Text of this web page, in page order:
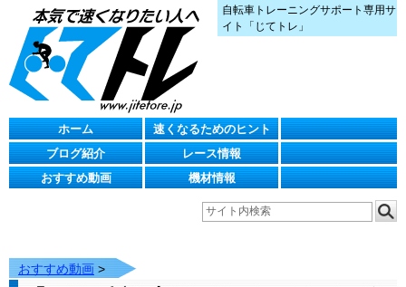
自転車トレーニングサポート専用サ
イト「じてトレ」
ホーム
速くなるためのヒント
ブログ紹介
レース情報
おすすめ動画
機材情報
おすすめ動画 >